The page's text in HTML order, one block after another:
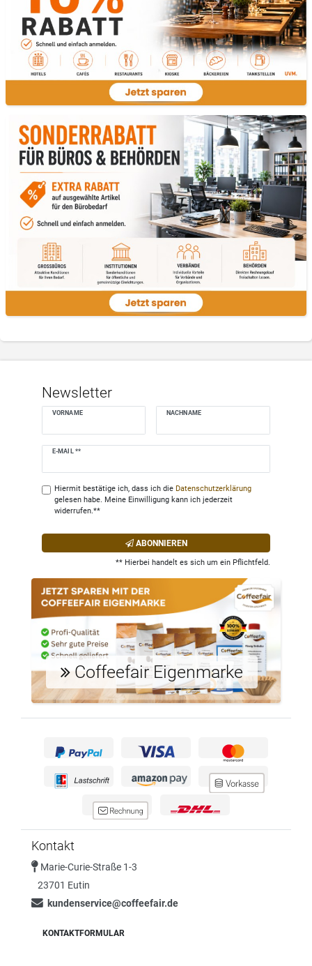
Newsletter
VORNAME NACHNAME
E-MAIL **
Newsletter
Hiermit bestätige ich, dass ich die Daten­schutz­erklärung
gelesen habe. Meine Einwilligung kann ich jederzeit
widerrufen.**
ABONNIEREN
** Hierbei handelt es sich um ein Pflichtfeld.
Coffeefair Eigenmarke
Kontakt
Marie-Curie-Straße 1-3
23701 Eutin
kundenservice@coffeefair.de
KONTAKTFORMULAR